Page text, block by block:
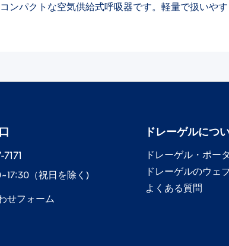
パクトな空気供給式呼吸器です。軽量で扱いや
（祝日を除く)
せフォーム
ドレーゲル​につ
ドレーゲル​・ポー
ドレーゲル​のウェ
よくある質問